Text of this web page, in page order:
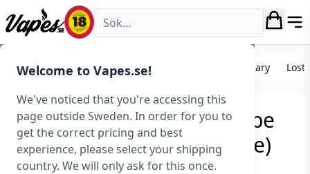
Welcome to Vapes.se!
We've noticed that you're accessing this
page outside Sweden. In order for you to
get the correct pricing and best
experience, please select your shipping
country. We will only ask for this once.
Vapes.se
E-cigarett startkit/paket Engångs vape Lost Mary Lost
Lost Mary LM1000 – Grape
Ice (20 mg, Engångs vape)
Art.nr: 43316